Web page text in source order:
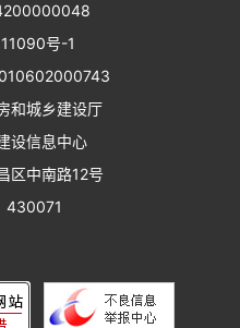
号-1
和城乡建设厅
设信息中心
区中南路12号
430071